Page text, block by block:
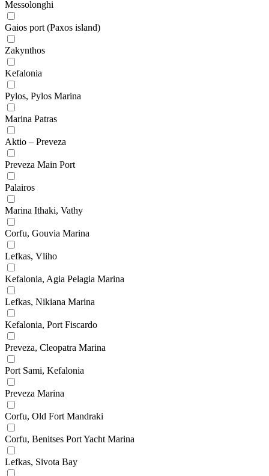
Messolonghi
Gaios port (Paxos island)
Zakynthos
Kefalonia
Pylos, Pylos Marina
Marina Patras
Aktio – Preveza
Preveza Main Port
Palairos
Marina Ithaki, Vathy
Corfu, Gouvia Marina
Lefkas, Vliho
Kefalonia, Agia Pelagia Marina
Lefkas, Nikiana Marina
Kefalonia, Port Fiscardo
Preveza, Cleopatra Marina
Port Sami, Kefalonia
Preveza Marina
Corfu, Old Fort Mandraki
Corfu, Benitses Port Yacht Marina
Lefkas, Sivota Bay